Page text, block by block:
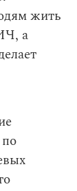
жить
а